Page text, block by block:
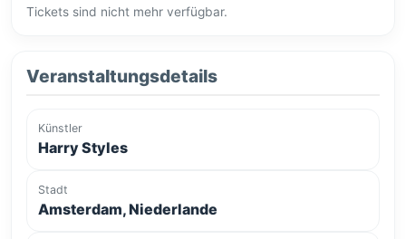
Tickets sind nicht mehr verfügbar.
Veranstaltungsdetails
Künstler
Harry Styles
Stadt
Amsterdam, Niederlande